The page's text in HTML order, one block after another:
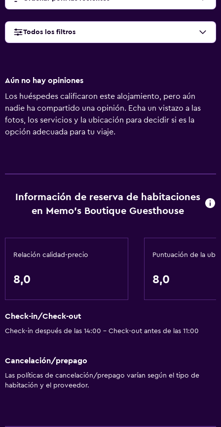
Todos los filtros
Aún no hay opiniones
Los huéspedes calificaron este alojamiento, pero aún
nadie ha compartido una opinión. Echa un vistazo a las
fotos, los servicios y la ubicación para decidir si es la
opción adecuada para tu viaje.
Información de reserva de habitaciones
en Memo's Boutique Guesthouse
Relación calidad-precio
8,0
Puntuación de la
8,0
Check-in/Check-out
Check-in después de las 14:00 - Check-out antes de las 11:00
Cancelación/prepago
Las políticas de cancelación/prepago varían según el tipo de
habitación y el proveedor.